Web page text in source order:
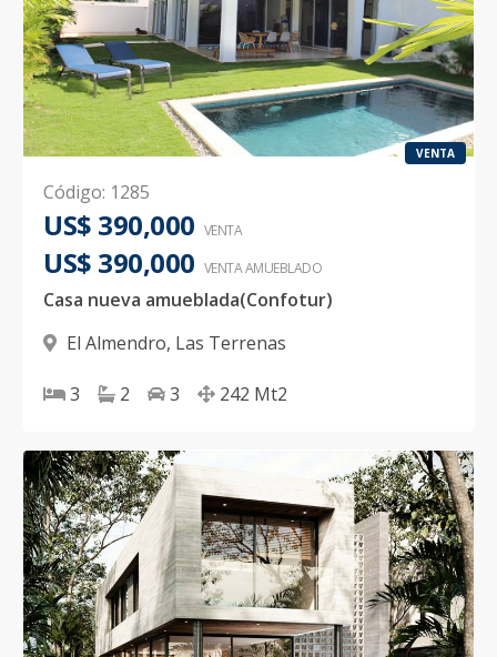
VENTA
Código: 1285
US$ 390,000 VENTA
US$ 390,000 VENTA AMUEBLADO
Casa nueva amueblada(Confotur)
El Almendro, Las Terrenas
3 2 3 242 Mt2